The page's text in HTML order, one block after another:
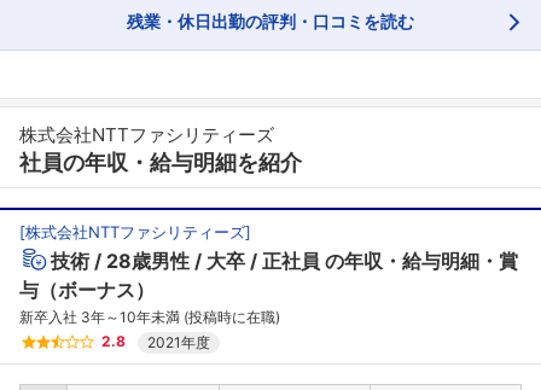
残業・休日出勤の評判・口コミを読む
株式会社NTTファシリティーズ
社員の年収・給与明細を紹介
[株式会社NTTファシリティーズ]
技術 28歳男性 大卒 正社員 の年収・給与明細・賞
与（ボーナス）
新卒入社 3年～10年未満 (投稿時に在職)
2.8
2021年度